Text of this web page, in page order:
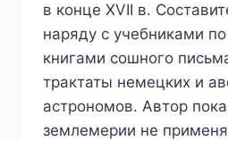
в конце XVII в.
наряду с учебниками
книгами сошного
трактаты немецких и
астрономов. Автор
землемерии не